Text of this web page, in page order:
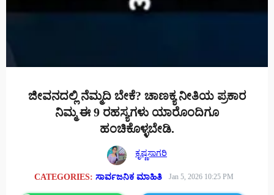
ಜೀವನದಲ್ಲಿ ನೆಮ್ಮದಿ ಬೇಕೆ? ಚಾಣಕ್ಯ ನೀತಿಯ ಪ್ರಕಾರ
ನಿಮ್ಮ ಈ 9 ರಹಸ್ಯಗಳು ಯಾರೊಂದಿಗೂ
ಹಂಚಿಕೊಳ್ಳಬೇಡಿ.
ಕೃಷ್ಣಸಾಗರಿ
CATEGORIES: ಸಾರ್ವಜನಿಕ ಮಾಹಿತಿ Jan 5, 2026 10:25 PM